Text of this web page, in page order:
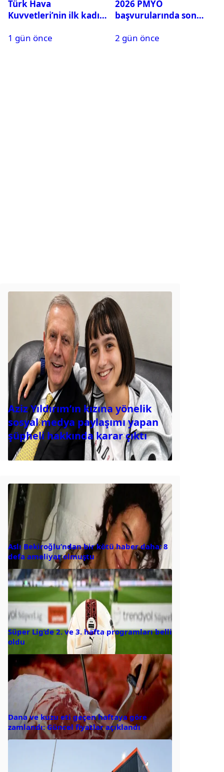
Türk Hava
Kuvvetleri’nin ilk kadın
Karapınar hakkında
1 gün önce
2026 PMYO
başvurularında son
2 gün önce
Aziz Yıldırım’ın kızına yönelik
sosyal medya paylaşımı yapan
şüpheli hakkında karar çıktı
Aslı Bekiroğlu’ndan bir kötü haber daha: 8
defa ameliyat olmuştu
Süper Lig’de 2. ve 3. hafta programları belli
oldu
Dana ve kuzu eti geçen haftaya göre
zamlandı: Güncel fiyatlar açıklandı